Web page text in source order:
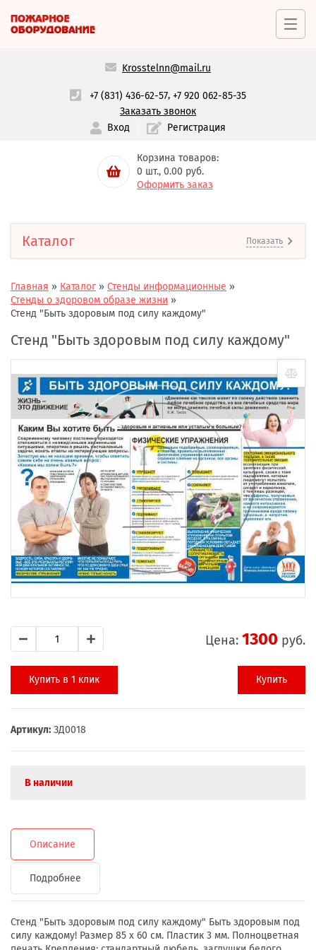
Krosstelnn@mail.ru
+7 (831) 436-62-57,+7 920 062-85-35
Заказать звонок
Вход
Регистрация
Корзина товаров:
0 шт., 0.00 руб.
Оформить заказ
Каталог Показать
Главная » Каталог » Стенды информационные »
Стенды о здоровом образе жизни »
Стенд "Быть здоровым под силу каждому"
Стенд "Быть здоровым под силу каждому"
Цена: 1300 руб.
Купить в 1 клик Купить
Артикул: ЗД0018
В наличии
Описание
Подробнее
Стенд "Быть здоровым под силу каждому" Быть здоровым под
силу каждому! Размер 85 х 60 см. Пластик 3 мм. Полноцветная